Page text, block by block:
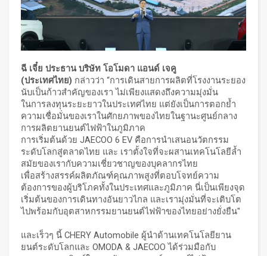
ฉี เจี๋ย ประธาน บริษัท โอโมดา แอนด์ เจคู
(ประเทศไทย) กล่าวว่า “การเดินสายการผลิตที่โรงงานระยอง
นับเป็นก้าวสำคัญของเรา ไม่เพียงแสดงถึงความมุ่งมั่น
ในการลงทุนระยะยาวในประเทศไทย แต่ยังเป็นการตอกย้ำ
ความเชื่อมั่นของเราในศักยภาพของไทยในฐานะศูนย์กลาง
การผลิตยานยนต์ไฟฟ้าในภูมิภาค
การเริ่มต้นด้วย JAECOO 6 EV คือการนำเสนอนวัตกรรม
ระดับโลกสู่ตลาดไทย และ เราตั้งใจที่จะผสานเทคโนโลยีล้ำ
สมัยของเรากับความเชี่ยวชาญของบุคลากรไทย
เพื่อสร้างสรรค์ผลิตภัณฑ์คุณภาพสูงที่ตอบโจทย์ความ
ต้องการของผู้บริโภคทั้งในประเทศและภูมิภาค นี่เป็นเพียงจุด
เริ่มต้นของการเดินทางอันยาวไกล และเรามุ่งมั่นที่จะเติบโต
ไปพร้อมกับอุตสาหกรรมยานยนต์ไฟฟ้าของไทยอย่างยั่งยืน"
และเร็วๆ นี้ CHERY Automobile ผู้นำด้านเทคโนโลยียาน
ยนต์ระดับโลกและ OMODA & JAECOO ได้ร่วมมือกับ